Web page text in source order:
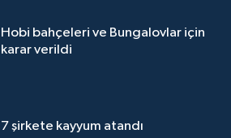
Hobi bahçeleri ve Bungalovlar için
karar verildi
7 şirkete kayyum atandı